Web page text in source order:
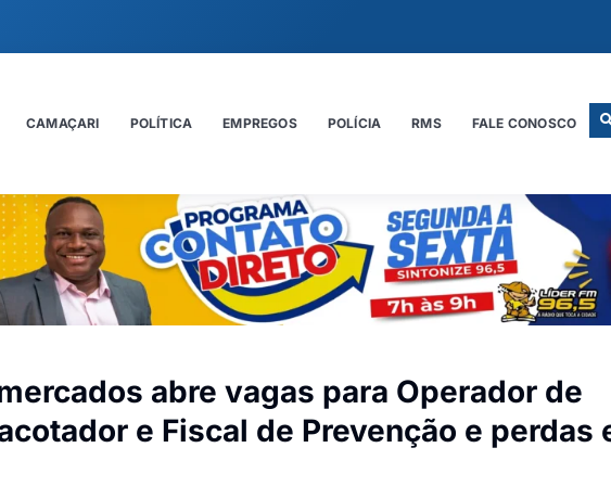
CAMAÇARI POLÍTICA EMPREGOS POLÍCIA RMS FALE CONOSCO
abre vagas para Operador de
e Fiscal de Prevenção e perdas